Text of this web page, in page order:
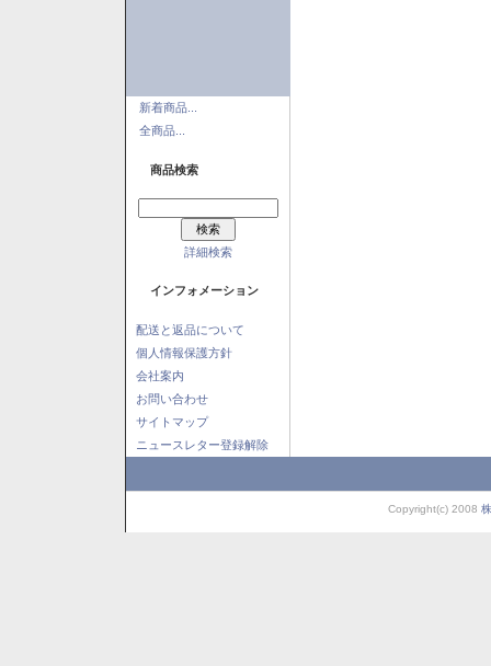
新着商品...
全商品...
商品検索
詳細検索
インフォメーション
配送と返品について
個人情報保護方針
会社案内
お問い合わせ
サイトマップ
ニュースレター登録解除
Copyright(c) 2008